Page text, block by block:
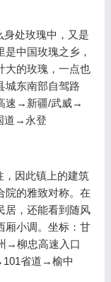
处玫瑰中，又是
中国玫瑰之乡，
大的玫瑰，一点也
城东南部自驾路
速→新疆/武威→
道→永登
因此镇上的建筑
院的雅致对称。在
居，还能看到随风
厢小调。坐标：甘
→柳忠高速入口
省道→榆中